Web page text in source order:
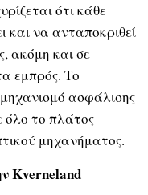
ότι κάθε
και να ανταποκριθεί
ακόμη και σε
εμπρός. Το
ασφάλισης
όλο το πλάτος
μηχανήματος.
Kverneland